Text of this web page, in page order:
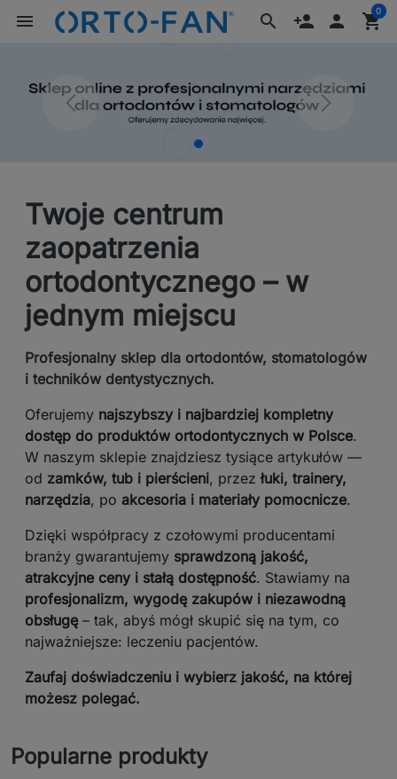
search
menu person_add  shopping_cart
0
Twoje centrum
zaopatrzenia
ortodontycznego – w
jednym miejscu
Profesjonalny sklep dla ortodontów, stomatologów
i techników dentystycznych.
Oferujemy najszybszy i najbardziej kompletny
dostęp do produktów ortodontycznych w Polsce.
W naszym sklepie znajdziesz tysiące artykułów —
od zamków, tub i pierścieni, przez łuki, trainery,
narzędzia, po akcesoria i materiały pomocnicze.
Dzięki współpracy z czołowymi producentami
branży gwarantujemy sprawdzoną jakość,
atrakcyjne ceny i stałą dostępność. Stawiamy na
profesjonalizm, wygodę zakupów i niezawodną
obsługę – tak, abyś mógł skupić się na tym, co
najważniejsze: leczeniu pacjentów.
Zaufaj doświadczeniu i wybierz jakość, na której
możesz polegać.
Popularne produkty